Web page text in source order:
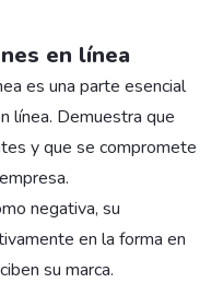
en línea
es una parte esencial
línea. Demuestra que
y que se compromete
negativa, su
en la forma en
su marca.